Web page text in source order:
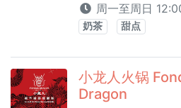
周一至周日
奶茶 甜点
小龙人火锅
Dragon